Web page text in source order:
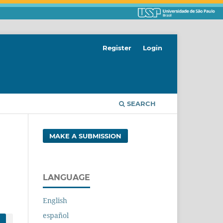
SEARCH
Register Login
MAKE A SUBMISSION
LANGUAGE
English
español